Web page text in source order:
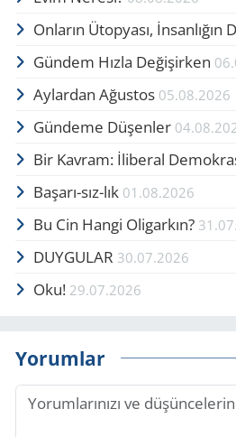
Onların Ütopyası, İnsanlığın
Gündem Hızla Değişirken
Aylardan Ağustos 05.08.2026
Gündeme Düşenler
Bir Kavram: İliberal
Başarı-sız-lık 01.08.2026
Bu Cin Hangi Oligarkın?
DUYGULAR 30.07.2026
Oku! 29.07.2026
Yorumlar